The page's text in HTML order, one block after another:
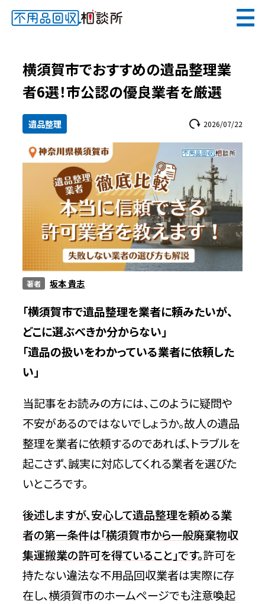
メールでのご相談は24時間受付中
不用品回収相談所TOP
当社について
料金
よくある質問
横須賀市でおすすめの遺品整理業
者6選！市公認の優良業者を厳選
遺品整理 2026/07/22
著者 坂本 貴志
「横須賀市で遺品整理を業者に頼みたいが、
どこに選ぶべきか分からない」
「遺品の扱いをわかっている業者に依頼した
い」
当記事をお読みの方には、このように疑問や
不安があるのではないでしょうか。故人の遺品
整理を業者に依頼するのであれば、トラブルを
起こさず、誠実に対応してくれる業者を選びた
いところです。
後述しますが、安心して遺品整理を頼める業
者の第一条件は「横須賀市から一般廃棄物収
集運搬業の許可を得ていること」です。許可を
持たない違法な不用品回収業者は実際に存
在し、横須賀市のホームページでも注意喚起